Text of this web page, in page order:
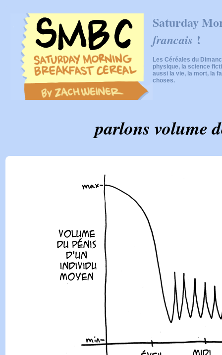
Saturday
francais !
Les Céréales du
physique, la science
aussi la vie, la mort, la
choses.
parlons volume